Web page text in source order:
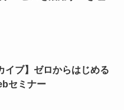
イブ】ゼロからはじめる
セミナー